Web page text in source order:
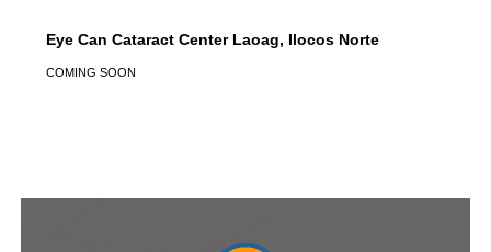
Eye Can Cataract Center Laoag, Ilocos Norte
COMING SOON